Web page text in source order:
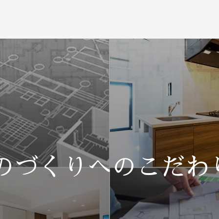
づくりへのこだわ